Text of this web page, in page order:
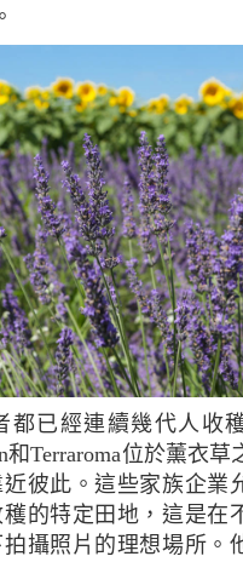
和Terraroma位於薰衣草
彼此。這些家族企業
的特定田地，這是在
攝照片的理想場所。